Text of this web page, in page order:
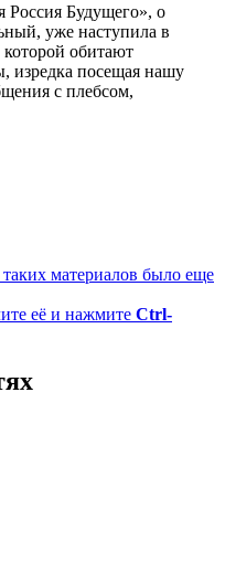
Россия Будущего», о
уже наступила в
которой обитают
изредка посещая нашу
с плебсом,
материалов было еще
её и нажмите Ctrl-